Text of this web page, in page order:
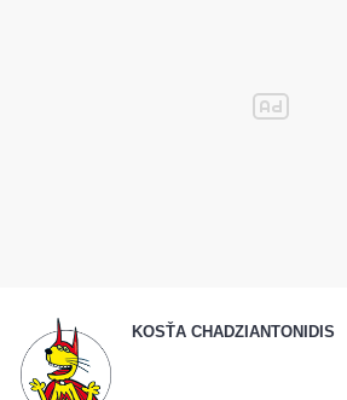
KOSŤA CHADZIANTONIDIS